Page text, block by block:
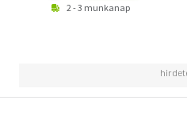
2 - 3 munkanap